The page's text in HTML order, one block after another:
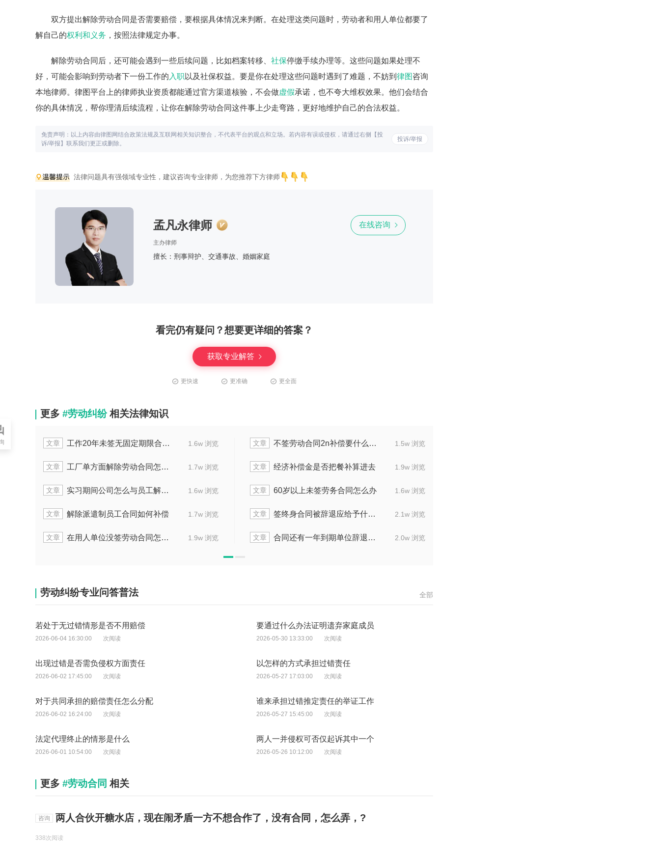
双方提出解除劳动合同是否需要赔偿，要根据具体情况来判断。在处理这类问题时，劳动者和用人单位都要了
解自己的权利和义务 ，按照法律规定办事。
解除劳动合同后，还可能会遇到一些后续问题，比如档案转移、 社保停缴手续办理等。这些问题如果处理不
好，可能会影响到劳动者下一份工作的 入职 以及社保权益。要是你在处理这些问题时遇到了难题，不妨到 律图 咨询
本地律师。律图平台上的律师执业资质都能通过官方渠道核验，不会做虚假承诺，也不夸大维权效果。他们会结合
你的具体情况，帮你理清后续流程，让你在解除劳动合同这件事上少走弯路，更好地维护自己的合法权益。
投诉/举报
免责声明：以上内容由律图网结合政策法规及互联网相关知识整合，不代表平台的观点和立场。若内容有误或侵权，请通过右侧【投
诉/举报】联系我们更正或删除。
法律问题具有强领域专业性，建议咨询专业律师，为您推荐下方律师
孟凡永律师
主办律师
擅长：刑事辩护、交通事故、婚姻家庭
在线咨询
看完仍有疑问？想要更详细的答案？
获取专业解答
更快速 更准确 更全面
更多 #劳动纠纷 相关法律知识
1.6w 浏览
么解决 1.5w 浏览
文章 不签劳动合同2n补偿要什么条件
1.7w 浏览 1.9w 浏览
文章 经济补偿金是否把餐补算进去
1.6w 浏览 1.6w 浏览
文章 60岁以上未签劳务合同怎么办
1.7w 浏览 2.1w 浏览
文章 签终身合同被辞退应给予什么赔偿
1.9w 浏览 2.0w 浏览
文章 合同还有一年到期单位辞退怎么赔
文章 单位不续签合同继续用工怎么办
文章 二十年老员工合同到期怎样处理
文章 兼职未签合同是否能要求赔偿
文章 不定期合同辞退怎样赔偿
文章 工作十年不签无固定期限合同怎么办
劳动纠纷专业问答普法 全部
若处于无过错情形是否不用赔偿
2026-06-04 16:30:00 次阅读
出现过错是否需负侵权方面责任
2026-06-02 17:45:00 次阅读
对于共同承担的赔偿责任怎么分配
2026-06-02 16:24:00 次阅读
法定代理终止的情形是什么
2026-06-01 10:54:00 次阅读
要通过什么办法证明遗弃家庭成员
2026-05-30 13:33:00 次阅读
以怎样的方式承担过错责任
2026-05-27 17:03:00 次阅读
谁来承担过错推定责任的举证工作
2026-05-27 15:45:00 次阅读
两人一并侵权可否仅起诉其中一个
2026-05-26 10:12:00 次阅读
更多 #劳动合同 相关
咨询 两人合伙开糖水店，现在闹矛盾一方不想合作了，没有合同，怎么弄，?
338次阅读